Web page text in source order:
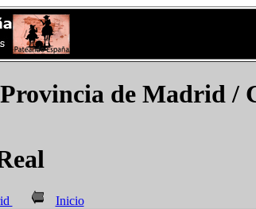
Provincia de Madrid /
Inicio